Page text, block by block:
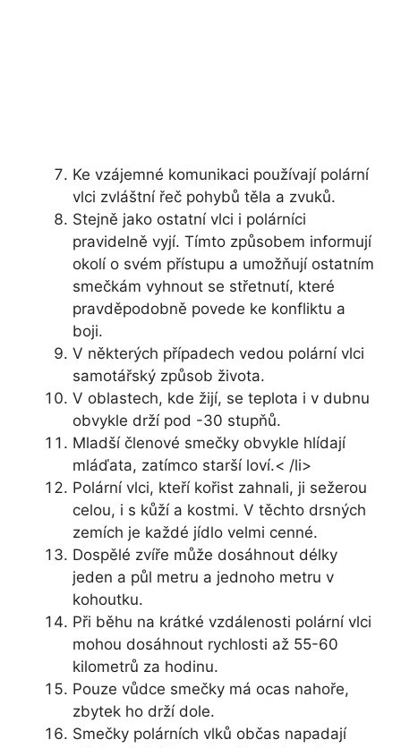
Ke vzájemné komunikaci používají polární
vlci zvláštní řeč pohybů těla a zvuků.
Stejně jako ostatní vlci i polárníci
pravidelně vyjí. Tímto způsobem informují
okolí o svém přístupu a umožňují ostatním
smečkám vyhnout se střetnutí, které
pravděpodobně povede ke konfliktu a
boji.
V některých případech vedou polární vlci
samotářský způsob života.
V oblastech, kde žijí, se teplota i v dubnu
obvykle drží pod -30 stupňů.
Mladší členové smečky obvykle hlídají
mláďata, zatímco starší loví.< /li>
Polární vlci, kteří kořist zahnali, ji sežerou
celou, i s kůží a kostmi. V těchto drsných
zemích je každé jídlo velmi cenné.
Dospělé zvíře může dosáhnout délky
jeden a půl metru a jednoho metru v
kohoutku.
Při běhu na krátké vzdálenosti polární vlci
mohou dosáhnout rychlosti až 55-60
kilometrů za hodinu.
Pouze vůdce smečky má ocas nahoře,
zbytek ho drží dole.
Smečky polárních vlků občas napadají